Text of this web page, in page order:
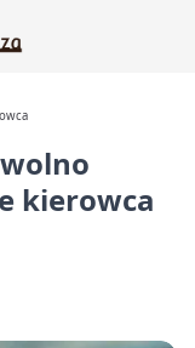
kierowca